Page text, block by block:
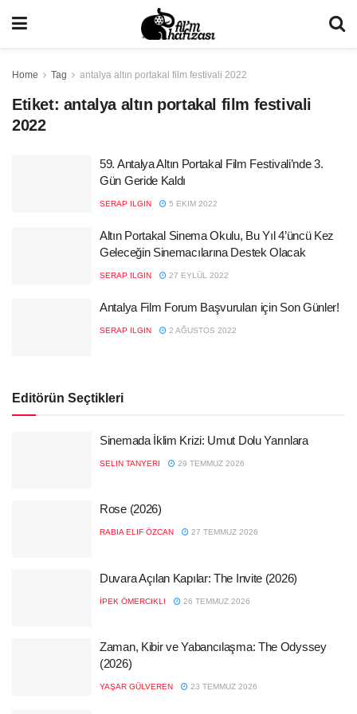
Home Tag antalya altın portakal film festivali 2022
Etiket: antalya altın portakal film festivali
2022
59. Antalya Altın Portakal Film Festivali’nde 3.
Gün Geride Kaldı
SERAP ILGIN 5 EKIM 2022
Altın Portakal Sinema Okulu, Bu Yıl 4’üncü Kez
Geleceğin Sinemacılarına Destek Olacak
SERAP ILGIN 27 EYLÜL 2022
Antalya Film Forum Başvuruları için Son Günler!
SERAP ILGIN 2 AĞUSTOS 2022
Editörün Seçtikleri
Sinemada İklim Krizi: Umut Dolu Yarınlara
SELIN TANYERI 29 TEMMUZ 2026
Rose (2026)
RABIA ELIF ÖZCAN 27 TEMMUZ 2026
Duvara Açılan Kapılar: The Invite (2026)
İPEK ÖMERCIKLI 26 TEMMUZ 2026
Zaman, Kibir ve Yabancılaşma: The Odyssey
(2026)
YAŞAR GÜLVEREN 23 TEMMUZ 2026